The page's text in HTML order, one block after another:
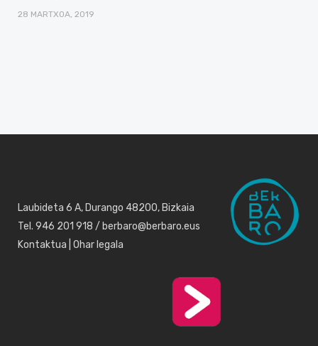
28 MARTXOA, 2019
Laubideta 6 A, Durango 48200, Bizkaia
Tel. 946 201 918 / berbaro@berbaro.eus
Kontaktua Ohar legala